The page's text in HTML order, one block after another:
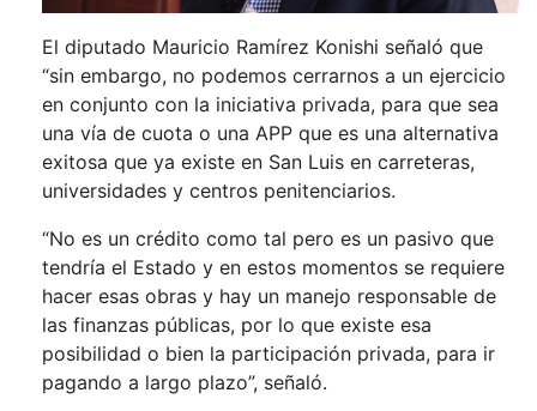
El diputado Mauricio Ramírez Konishi señaló que
“sin embargo, no podemos cerrarnos a un ejercicio
en conjunto con la iniciativa privada, para que sea
una vía de cuota o una APP que es una alternativa
exitosa que ya existe en San Luis en carreteras,
universidades y centros penitenciarios.
“No es un crédito como tal pero es un pasivo que
tendría el Estado y en estos momentos se requiere
hacer esas obras y hay un manejo responsable de
las finanzas públicas, por lo que existe esa
posibilidad o bien la participación privada, para ir
pagando a largo plazo”, señaló.